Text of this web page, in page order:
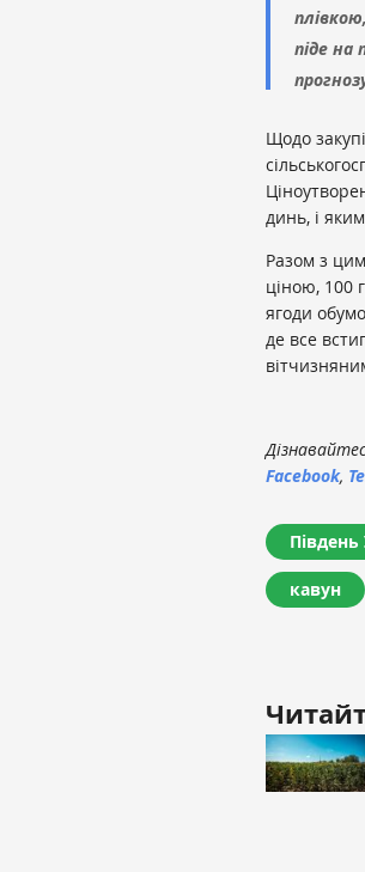
піде на
Щодо
динь, і
Разом з
ціною, 100
ягоди
де все
Facebook,
Південь
кавун